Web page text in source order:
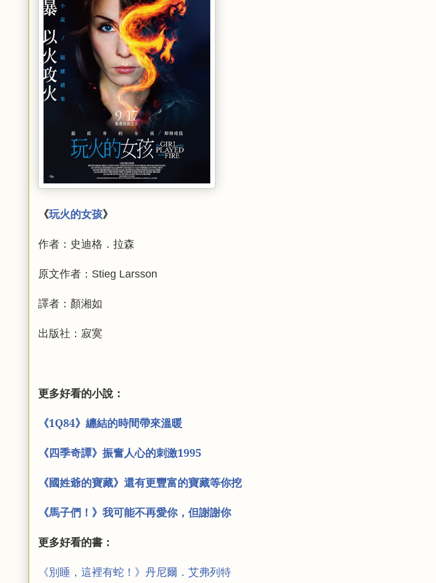
《玩火的女孩》
作者：史迪格．拉森
原文作者：Stieg Larsson
譯者：顏湘如
出版社：寂寞
更多好看的小說：
《1Q84》纏結的時間帶來溫暖
《四季奇譚》振奮人心的刺激1995
《國姓爺的寶藏》還有更豐富的寶藏等你挖
《馬子們！》我可能不再愛你，但謝謝你
更多好看的書：
《別睡，這裡有蛇！》丹尼爾．艾弗列特